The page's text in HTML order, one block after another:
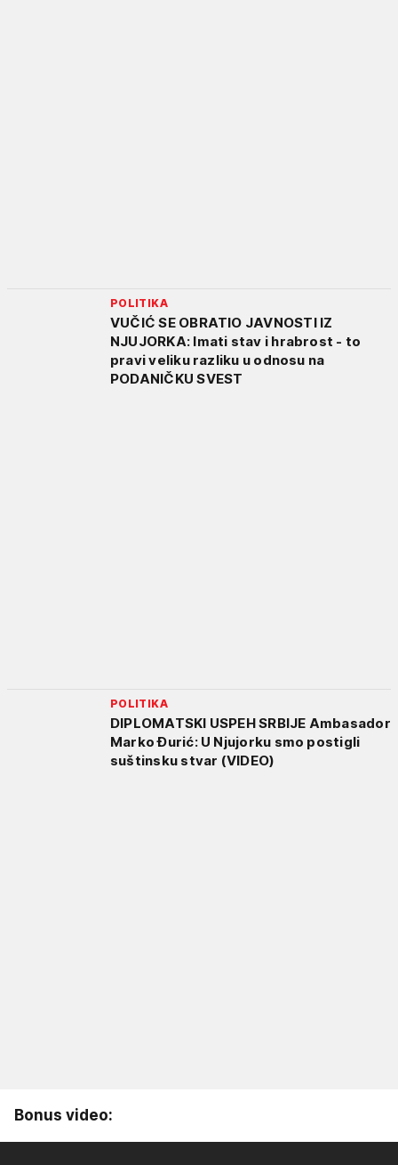
POLITIKA
VUČIĆ SE OBRATIO JAVNOSTI IZ
NJUJORKA: Imati stav i hrabrost - to
pravi veliku razliku u odnosu na
PODANIČKU SVEST
POLITIKA
DIPLOMATSKI USPEH SRBIJE Ambasador
Marko Đurić: U Njujorku smo postigli
suštinsku stvar (VIDEO)
Bonus video: